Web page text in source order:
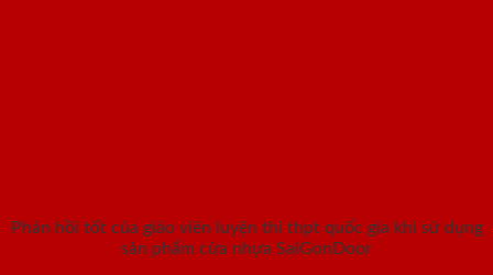
Phản hồi tốt của giáo viên luyện thi thpt quốc gia khi sử dụng
sản phẩm cửa nhựa SaiGonDoor